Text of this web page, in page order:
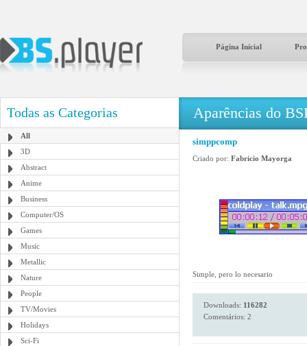
Página Inicial
Todas as Categorias
All
3D
Abstract
Anime
Business
Computer/OS
Games
Music
Metallic
Nature
People
TV/Movies
Holidays
Sci-Fi
Aparências do
simppcomp
Criado por: Fabricio Mayorga
Simple, pero lo necesario
Downloads: 116282
Comentários: 2